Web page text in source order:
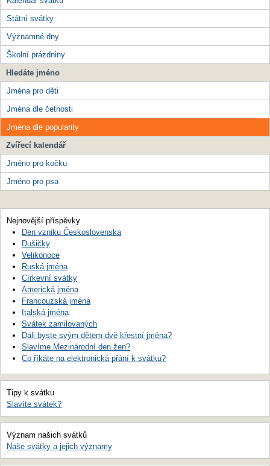
Státní svátky
Významné dny
Školní prázdniny
Hledáte jméno
Jména pro děti
Jména dle četnosti
Jména dle popularity
Zvířecí kalendář
Jméno pro kočku
Jméno pro psa
Nejnovější příspěvky
Den vzniku Československa
Dušičky
Velikonoce
Ruská jména
Církevní svátky
Americká jména
Francouzská jména
Italská jména
Svátek zamilovaných
Dali byste svým dětem dvě křestní jména?
Slavíme Mezinárodní den žen?
Co říkáte na elektronická přání k svátku?
Tipy k svátku
Slavíte svátek?
Význam našich svátků
Naše svátky a jejich významy